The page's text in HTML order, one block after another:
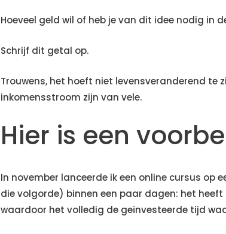
Hoeveel geld wil of heb je van dit idee nodig in
Schrijf dit getal op.
Trouwens, het hoeft niet levensveranderend te
inkomensstroom zijn van vele.
Hier is een
In november lanceerde ik een online cursus op
die volgorde) binnen een paar dagen: het
waardoor het volledig de geïnvesteerde tijd